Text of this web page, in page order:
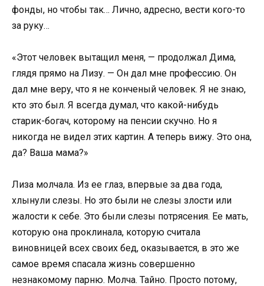
фонды, но чтобы так… Лично, адресно, вести кого-то
за руку…
«Этот человек вытащил меня, — продолжал Дима,
глядя прямо на Лизу. — Он дал мне профессию. Он
дал мне веру, что я не конченый человек. Я не знаю,
кто это был. Я всегда думал, что какой-нибудь
старик-богач, которому на пенсии скучно. Но я
никогда не видел этих картин. А теперь вижу. Это она,
да? Ваша мама?»
Лиза молчала. Из ее глаз, впервые за два года,
хлынули слезы. Но это были не слезы злости или
жалости к себе. Это были слезы потрясения. Ее мать,
которую она проклинала, которую считала
виновницей всех своих бед, оказывается, в это же
самое время спасала жизнь совершенно
незнакомому парню. Молча. Тайно. Просто потому,